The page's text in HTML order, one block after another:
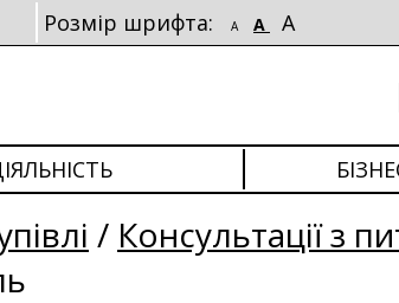
Розмір шрифта: A A A
/ Консультації з